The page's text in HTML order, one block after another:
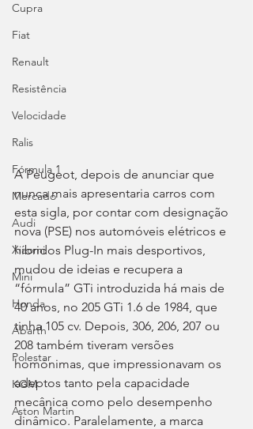
Cupra
Fiat
Renault
Resistência
Velocidade
Ralis
Fórmula 1
Mercado
Audi
Xiaomi
Mini
Honda
Abarth
Polestar
KGM
Aston Martin
A Peugeot, depois de anunciar que
nunca mais apresentaria carros com
esta sigla, por contar com designação
nova (PSE) nos automóveis elétricos e
híbridos Plug-In mais desportivos,
mudou de ideias e recupera a
“fórmula” GTi introduzida há mais de
40 anos, no 205 GTi 1.6 de 1984, que
tinha 105 cv. Depois, 306, 206, 207 ou
208 também tiveram versões
homónimas, que impressionavam os
adeptos tanto pela capacidade
mecânica como pelo desempenho
dinâmico. Paralelamente, a marca